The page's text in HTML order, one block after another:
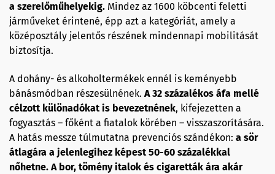
a szerelőműhelyekig. Mindez az 1600 köbcenti feletti
járműveket érintené, épp azt a kategóriát, amely a
középosztály jelentős részének mindennapi mobilitását
biztosítja.
A dohány- és alkoholtermékek ennél is keményebb
bánásmódban részesülnének. A 32 százalékos áfa mellé
célzott különadókat is bevezetnének, kifejezetten a
fogyasztás – főként a fiatalok körében – visszaszorítására.
A hatás messze túlmutatna prevenciós szándékon: a sör
átlagára a jelenlegihez képest 50-60 százalékkal
nőhetne. A bor, tömény italok és cigaretták ára akár